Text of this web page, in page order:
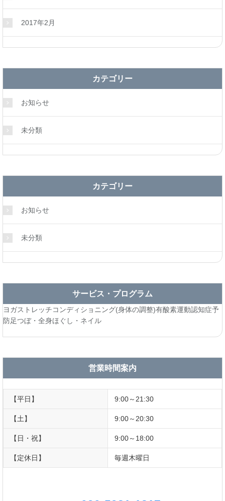
2017年2月
カテゴリー
お知らせ
未分類
カテゴリー
お知らせ
未分類
サービス・プログラム
ヨガストレッチコンディショニング(身体の調整)有酸素運動認知症予
防足つぼ・全身ほぐし・ネイル
営業時間案内
【平日】 9:00～21:30
【土】 9:00～20:30
【日・祝】 9:00～18:00
【定休日】 毎週木曜日